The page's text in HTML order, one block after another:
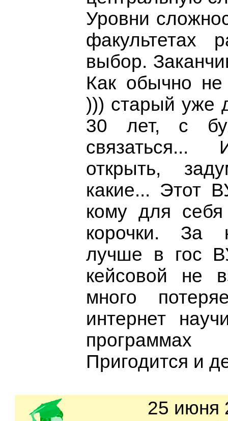
Уровни
факультетах
выбор.
Как обычно не
))) старый уже
30 лет, с
открыть,
какие... Этот
кому для
корочки. За
лучше в гос
кейсовой не
много
интернет
Пригодится и
25 июня